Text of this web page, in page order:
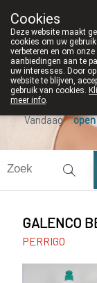
Vandaag
GALENCO
PERRIGO
Cookies
Deze website maakt
cookies om uw
verbeteren en om
aanbiedingen aan te
uw interesses. Door
website te blijven,
gebruik van cookies.
meer info.